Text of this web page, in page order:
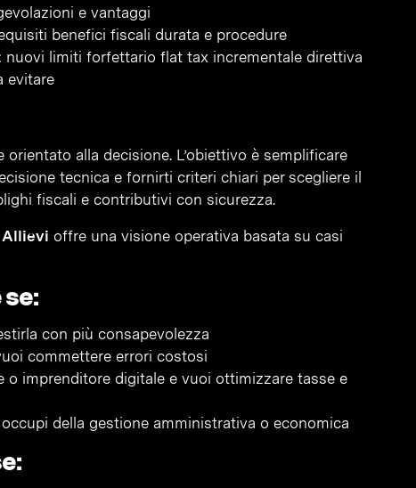
e vantaggi
benefici fiscali durata e procedure
: nuovi limiti forfettario flat tax incrementale direttiva
evitare
alla decisione. L’obiettivo è semplificare
tecnica e fornirti criteri chiari per scegliere il
fiscali e contributivi con sicurezza.
Allievi offre una visione operativa basata su casi
con più consapevolezza
commettere errori costosi
o imprenditore digitale e vuoi ottimizzare tasse e
della gestione amministrativa o economica